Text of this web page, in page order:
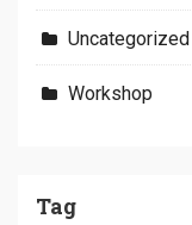
Uncategorized
Workshop
Tag